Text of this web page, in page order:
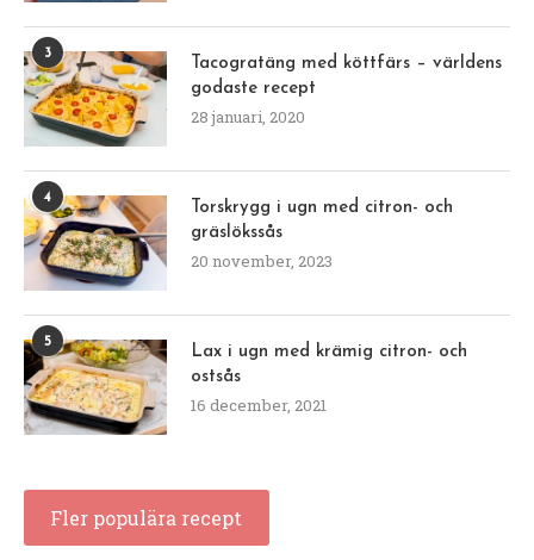
3
Tacogratäng med köttfärs – världens
godaste recept
28 januari, 2020
4
Torskrygg i ugn med citron- och
gräslökssås
20 november, 2023
5
Lax i ugn med krämig citron- och
ostsås
16 december, 2021
Fler populära recept